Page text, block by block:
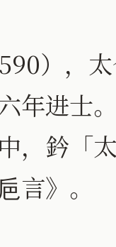
），
年进士
，鈐「
言》。